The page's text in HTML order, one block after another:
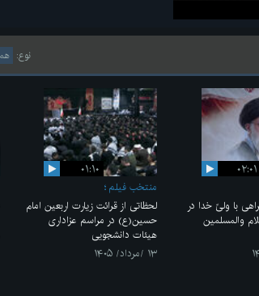
نوع:
۰۲:۰۱
با ولیّ خدا در
والمسلمین
۰۱:۱۰
منتخب فیلم
لحظاتی از قرائت زیارت اربعین امام
حسین(ع) در مراسم عزاداری
هیئات دانشجویی
۱۳ /مرداد/ ۱۴۰۵